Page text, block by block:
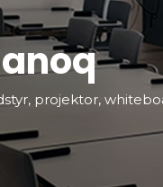
projektor,